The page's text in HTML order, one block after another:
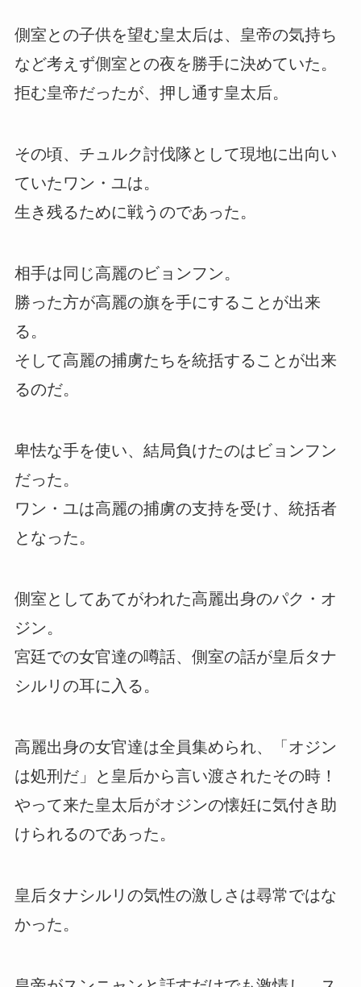
側室との子供を望む皇太后は、皇帝の気持ち
など考えず側室との夜を勝手に決めていた。
拒む皇帝だったが、押し通す皇太后。
その頃、チュルク討伐隊として現地に出向い
ていたワン・ユは。
生き残るために戦うのであった。
相手は同じ高麗のビョンフン。
勝った方が高麗の旗を手にすることが出来
る。
そして高麗の捕虜たちを統括することが出来
るのだ。
卑怯な手を使い、結局負けたのはビョンフン
だった。
ワン・ユは高麗の捕虜の支持を受け、統括者
となった。
側室としてあてがわれた高麗出身のパク・オ
ジン。
宮廷での女官達の噂話、側室の話が皇后タナ
シルリの耳に入る。
高麗出身の女官達は全員集められ、「オジン
は処刑だ」と皇后から言い渡されたその時！
やって来た皇太后がオジンの懐妊に気付き助
けられるのであった。
皇后タナシルリの気性の激しさは尋常ではな
かった。